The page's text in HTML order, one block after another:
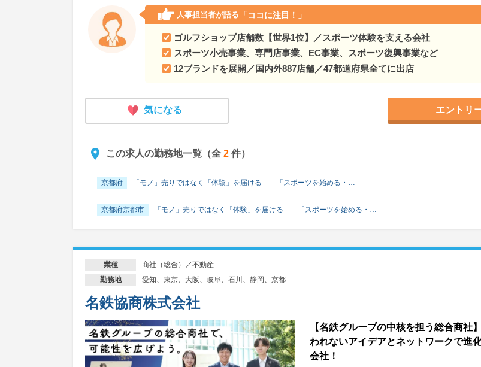
人事担当者が語る 「ココに注目！」
ゴルフショップ店舗数【世界1位】／スポーツ体験を支える会社
スポーツ小売事業、専門店事業、EC事業、スポーツ復興事業など
12ブランドを展開／国内外887店舗／47都道府県全てに出店
気になる エントリ
この求人の勤務地一覧（全 2 件）
京都府 「モノ」売りではなく「体験」を届ける――「スポーツを始める・…
京都府京都市 「モノ」売りではなく「体験」を届ける――「スポーツを始める・…
業種 商社（総合）／不動産
勤務地 愛知、東京、大阪、岐阜、石川、静岡、京都
名鉄協商株式会社
【名鉄グループの中核を担う総合商社
われないアイデアとネットワークで進
会社！